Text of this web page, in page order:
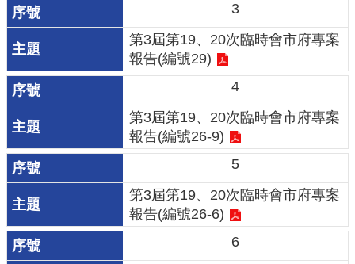
境
品
質
便
民
服
務
資
訊
公
開
3
第3屆第19、20次臨時會市府專案
報告(編號29)
4
第3屆第19、20次臨時會市府專案
報告(編號26-9)
5
第3屆第19、20次臨時會市府專案
報告(編號26-6)
6